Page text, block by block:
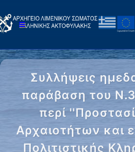
Συλλήψεις
παράβαση του
περί
Αρχαιοτήτων και
Πολιτιστικής